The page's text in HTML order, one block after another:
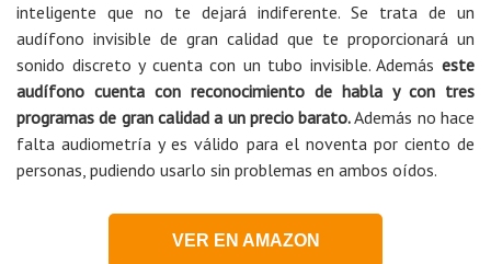
inteligente que no te dejará indiferente. Se trata de un
audífono invisible de gran calidad que te proporcionará un
sonido discreto y cuenta con un tubo invisible. Además este
audífono cuenta con reconocimiento de habla y con tres
programas de gran calidad a un precio barato.Además no hace
falta audiometría y es válido para el noventa por ciento de
personas, pudiendo usarlo sin problemas en ambos oídos.
VER EN AMAZON